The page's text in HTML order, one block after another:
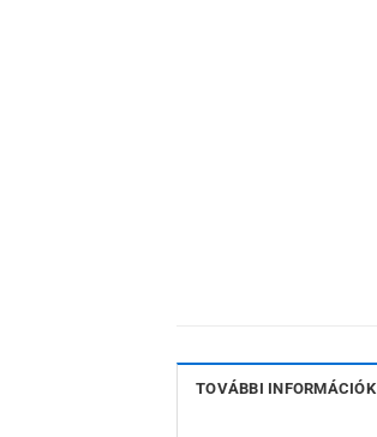
TOVÁBBI INFORMÁCIÓK